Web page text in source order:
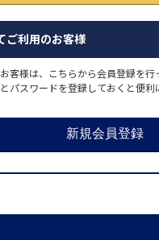
ご利用のお客様
客様は、こちらから会員登録を行
パスワードを登録しておくと便